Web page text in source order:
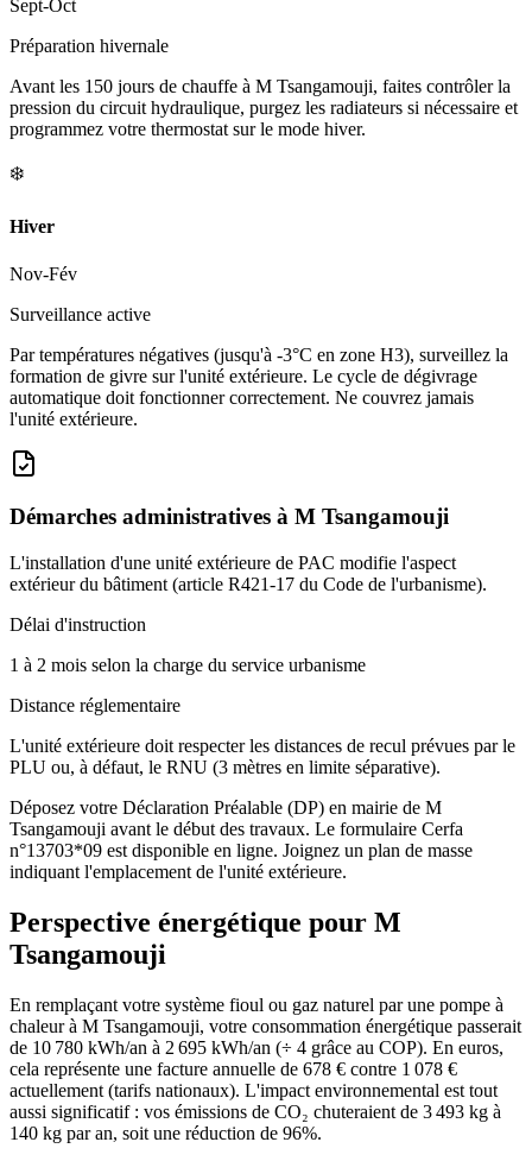
Sept-Oct
Préparation hivernale
Avant les 150 jours de chauffe à M Tsangamouji, faites contrôler la
pression du circuit hydraulique, purgez les radiateurs si nécessaire et
programmez votre thermostat sur le mode hiver.
❄️
Hiver
Nov-Fév
Surveillance active
Par températures négatives (jusqu'à -3°C en zone H3), surveillez la
formation de givre sur l'unité extérieure. Le cycle de dégivrage
automatique doit fonctionner correctement. Ne couvrez jamais
l'unité extérieure.
Démarches administratives à M Tsangamouji
L'installation d'une unité extérieure de PAC modifie l'aspect
extérieur du bâtiment (article R421-17 du Code de l'urbanisme).
Délai d'instruction
1 à 2 mois selon la charge du service urbanisme
Distance réglementaire
L'unité extérieure doit respecter les distances de recul prévues par le
PLU ou, à défaut, le RNU (3 mètres en limite séparative).
Déposez votre Déclaration Préalable (DP) en mairie de M
Tsangamouji avant le début des travaux. Le formulaire Cerfa
n°13703*09 est disponible en ligne. Joignez un plan de masse
indiquant l'emplacement de l'unité extérieure.
Perspective énergétique pour M
Tsangamouji
En remplaçant votre système fioul ou gaz naturel par une pompe à
chaleur à M Tsangamouji, votre consommation énergétique passerait
de 10 780 kWh/an à 2 695 kWh/an (÷ 4 grâce au COP). En euros,
cela représente une facture annuelle de 678 € contre 1 078 €
actuellement (tarifs nationaux). L'impact environnemental est tout
aussi significatif : vos émissions de CO₂ chuteraient de 3 493 kg à
140 kg par an, soit une réduction de 96%.